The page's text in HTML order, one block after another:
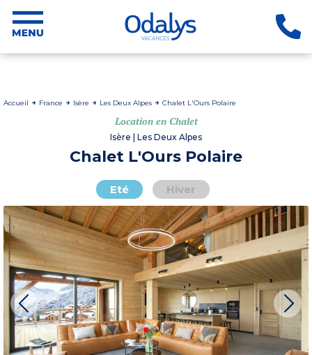
Accueil France Isère Les Deux Alpes Chalet L'Ours Polaire
Location en Chalet
Isère | Les Deux Alpes
Chalet L'Ours Polaire
Eté Hiver